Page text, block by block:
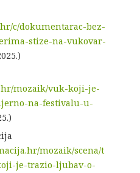
c/dokumentarac-bez-
stize-na-vukovar-
mozaik/vuk-koji-je-
na-festivalu-u-
mozaik/scena/t
je-trazio-ljubav-o-